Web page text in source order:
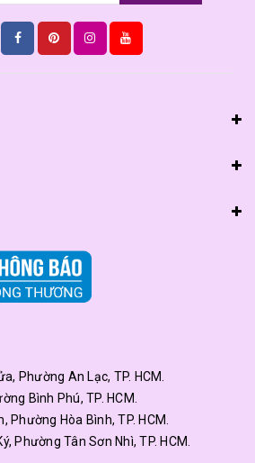
Phường An Lạc, TP. HCM.
Bình Phú, TP. HCM.
Phường Hòa Bình, TP. HCM.
Phường Tân Sơn Nhì, TP. HCM.